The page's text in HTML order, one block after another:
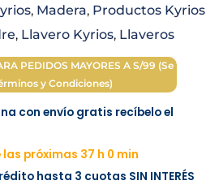
S/ 3.50.
, Madera, Productos Kyrios
, Llavero Kyrios, Llaveros
PEDIDOS MAYORES A S/99 (Se
y Condiciones)
con envío gratis recíbelo el
próximas 37 h 0 min
hasta 3 cuotas SIN INTERÉS